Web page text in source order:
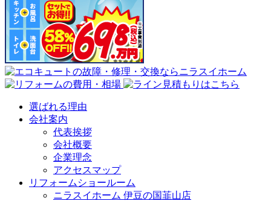
選ばれる理由
会社案内
代表挨拶
会社概要
企業理念
アクセスマップ
リフォームショールーム
ニラスイホーム 伊豆の国韮山店